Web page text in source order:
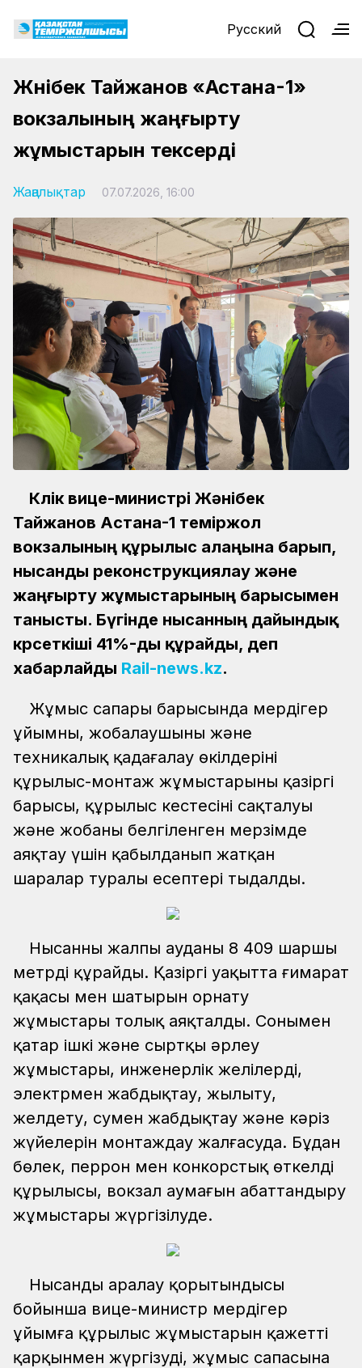
Русский
Жәнібек Тайжанов «Астана-1»
вокзалының жаңғырту
жұмыстарын тексерді
Жаңалықтар 07.07.2026, 16:00
Көлік вице-министрі Жәнібек
Тайжанов Астана-1 теміржол
вокзалының құрылыс алаңына барып,
нысанды реконструкциялау және
жаңғырту жұмыстарының барысымен
танысты. Бүгінде нысанның дайындық
көрсеткіші 41%-ды құрайды, деп
хабарлайды Rail-news.kz.
Жұмыс сапары барысында мердігер
ұйымның, жобалаушының және
техникалық қадағалау өкілдерінің
құрылыс-монтаж жұмыстарының қазіргі
барысы, құрылыс кестесінің сақталуы
және жобаны белгіленген мерзімде
аяқтау үшін қабылданып жатқан
шаралар туралы есептері тыңдалды.
Нысанның жалпы ауданы 8 409 шаршы
метрді құрайды. Қазіргі уақытта ғимарат
қаңқасы мен шатырын орнату
жұмыстары толық аяқталды. Сонымен
қатар ішкі және сыртқы әрлеу
жұмыстары, инженерлік желілерді,
электрмен жабдықтау, жылыту,
желдету, сумен жабдықтау және кәріз
жүйелерін монтаждау жалғасуда. Бұдан
бөлек, перрон мен конкорстық өткелдің
құрылысы, вокзал аумағын абаттандыру
жұмыстары жүргізілуде.
Нысанды аралау қорытындысы
бойынша вице-министр мердігер
ұйымға құрылыс жұмыстарын қажетті
қарқынмен жүргізуді, жұмыс сапасына